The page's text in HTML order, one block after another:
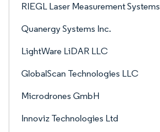
RIEGL Laser Measurement Systems
Quanergy Systems Inc.
LightWare LiDAR LLC
GlobalScan Technologies LLC
Microdrones GmbH
Innoviz Technologies Ltd